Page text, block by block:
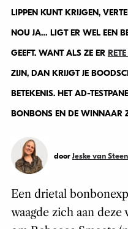
LIPPEN KUNT KRIJGEN,
NOU JA… LIGT ER WEL EEN
GEEFT. WANT ALS ZE ER
ZIJN, DAN KRIJGT JE
BETEKENIS. HET AD-
BONBONS EN DE WINNAAR
door Jeske van Steen
Een drietal
waagde zich aan